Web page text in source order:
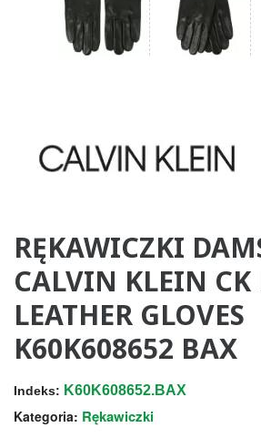
RĘKAWICZKI
CALVIN KLEIN CK
LEATHER GLOVES
K60K608652 BAX
Indeks: K60K608652.BAX
Kategoria: Rękawiczki